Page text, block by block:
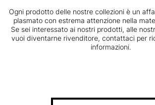
Ogni prodotto delle nostre collezioni è un
plasmato con estrema attenzione nella
Se sei interessato ai nostri prodotti, alle
vuoi diventarne rivenditore, contattaci per
informazioni.